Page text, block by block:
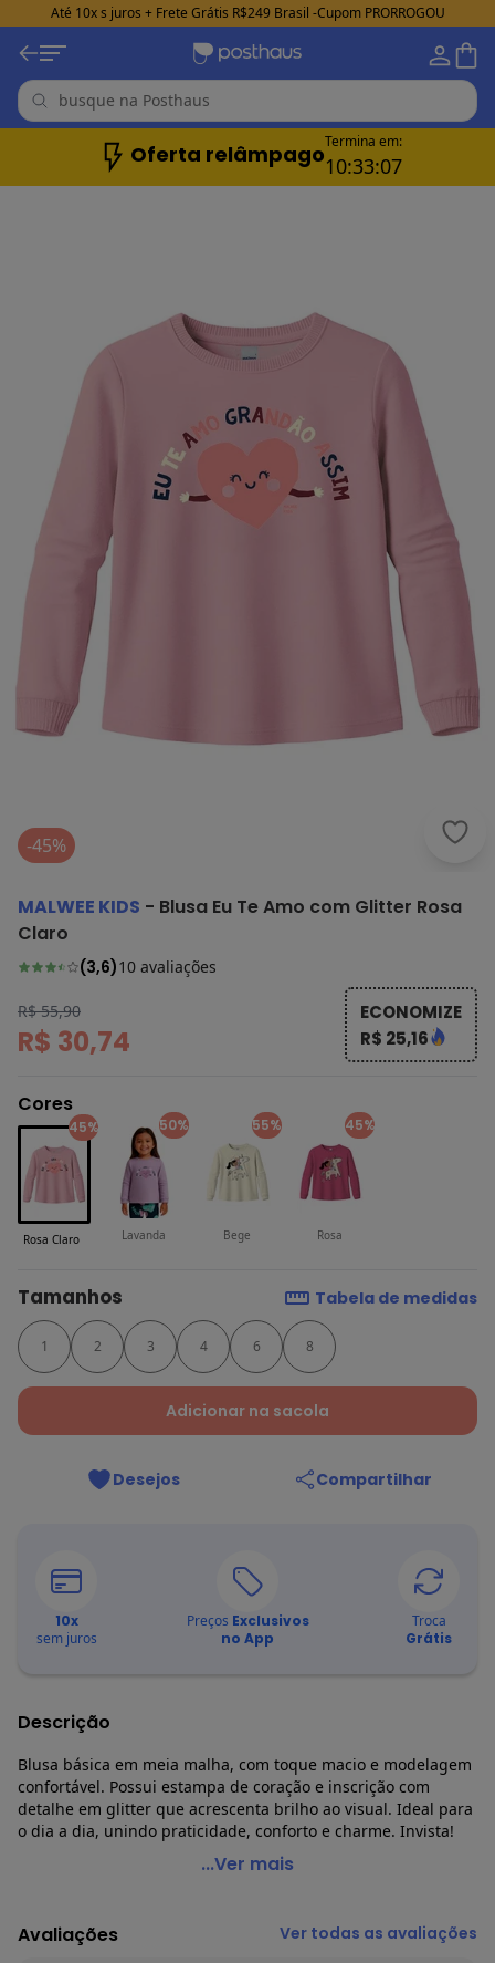
Até 10x s juros + Frete Grátis R$249 Brasil -Cupom PRORROGOU
Oferta relâmpagoTermina em:
10:33:05
-45%
MALWEE KIDS - Blusa Eu Te Amo com Glitter Rosa
Claro
(3,6)10 avaliações
R$ 55,90
R$ 30,74
ECONOMIZE
R$ 25,16
Cores
45%
Rosa Claro
50%
Lavanda
55%
Bege
45%
Rosa
Tamanhos Tabela de medidas
1 2 3 4 6 8
Adicionar na sacola
Desejos Compartilhar
10x
sem juros
Preços Exclusivos
no App
Troca
Grátis
Descrição
Blusa básica em meia malha, com toque macio e modelagem
confortável. Possui estampa de coração e inscrição com
detalhe em glitter que acrescenta brilho ao visual. Ideal para
o dia a dia, unindo praticidade, conforto e charme. Invista!
Malwee Kids - Blusa Eu Te Amo com Glitter Rosa Claro
Comprimento da Manga: Longa
Decote Frente : Redondo
...Ver mais
Avaliações Ver todas as avaliações